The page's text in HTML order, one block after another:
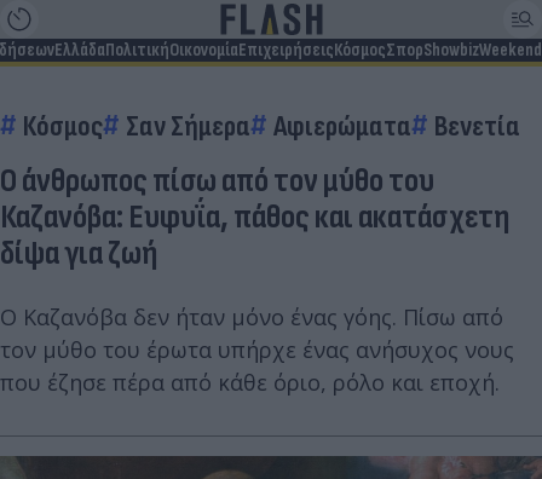
ΕλλάδαΠολιτικήΟικονομίαΕπιχειρήσειςΚόσμοςΣπορShowbizWeekend
Κόσμος Σαν Σήμερα Αφιερώματα Βενετία
Ο άνθρωπος πίσω από τον μύθο του
Καζανόβα: Ευφυΐα, πάθος και ακατάσχετη
δίψα για ζωή
Ο Καζανόβα δεν ήταν μόνο ένας γόης. Πίσω από
τον μύθο του έρωτα υπήρχε ένας ανήσυχος νους
που έζησε πέρα από κάθε όριο, ρόλο και εποχή.